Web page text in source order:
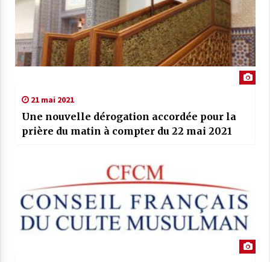
21 mai 2021
Une nouvelle dérogation accordée pour la
prière du matin à compter du 22 mai 2021